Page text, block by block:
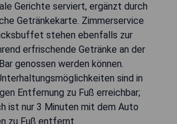
Gerichte serviert, ergänzt durch
Getränkekarte. Zimmerservice
stehen ebenfalls zur
erfrischende Getränke an der
genossen werden können.
sind in
Entfernung zu Fuß erreichbar;
ist nur 3 Minuten mit dem Auto
zu Fuß entfernt.